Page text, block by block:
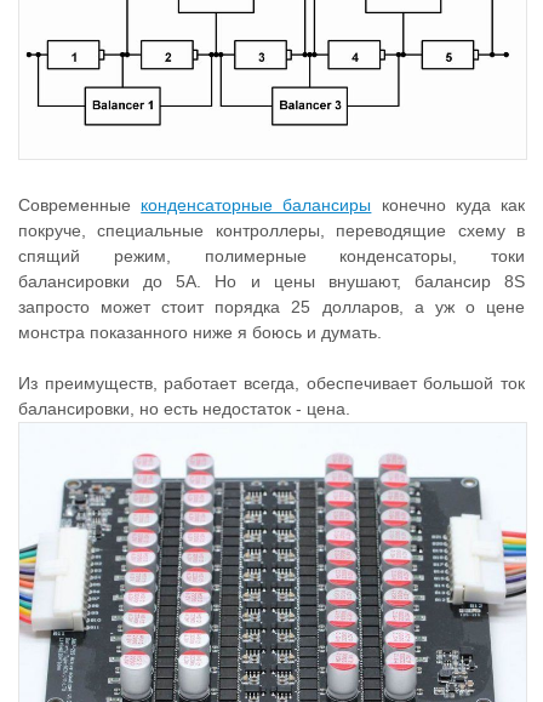
Современные конденсаторные балансиры конечно куда как
покруче, специальные контроллеры, переводящие схему в
спящий режим, полимерные конденсаторы, токи
балансировки до 5А. Но и цены внушают, балансир 8S
запросто может стоит порядка 25 долларов, а уж о цене
монстра показанного ниже я боюсь и думать.
Из преимуществ, работает всегда, обеспечивает большой ток
балансировки, но есть недостаток - цена.